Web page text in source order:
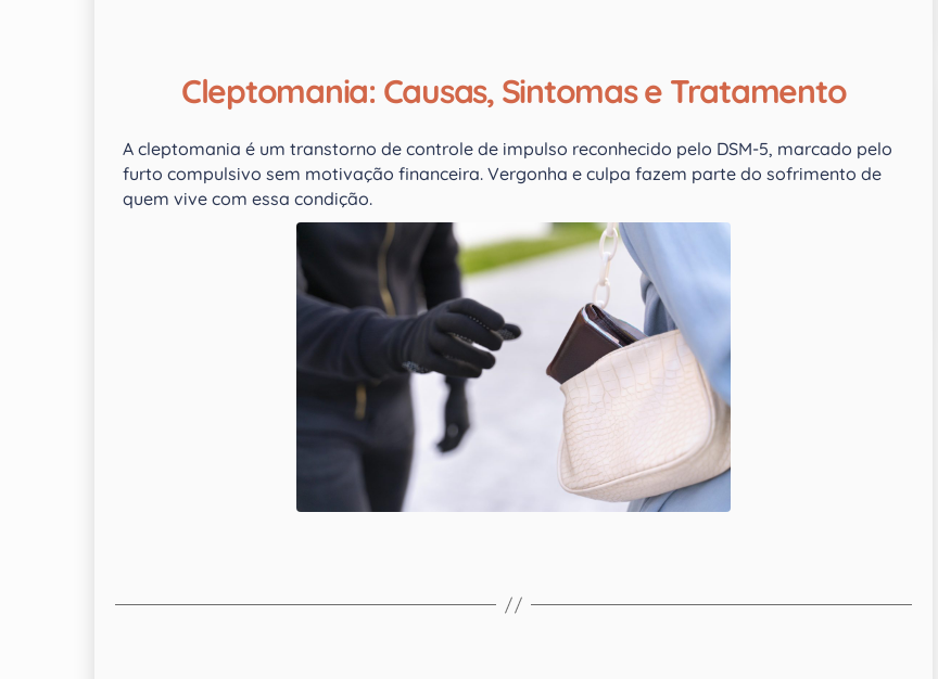
Cleptomania: Causas, Sintomas e Tratamento
A cleptomania é um transtorno de controle de impulso reconhecido pelo DSM-5, marcado pelo
furto compulsivo sem motivação financeira. Vergonha e culpa fazem parte do sofrimento de
quem vive com essa condição.